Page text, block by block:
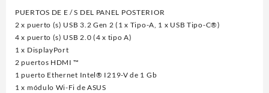
PUERTOS DE E / S DEL PANEL POSTERIOR
2 x puerto (s) USB 3.2 Gen 2 (1 x Tipo-A, 1 x USB Tipo-C®)
4 x puerto (s) USB 2.0 (4 x tipo A)
1 x DisplayPort
2 puertos HDMI ™
1 puerto Ethernet Intel® I219-V de 1 Gb
1 x módulo Wi-Fi de ASUS